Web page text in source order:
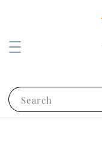
Search